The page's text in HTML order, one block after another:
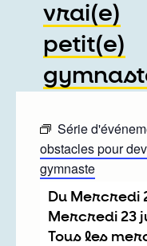
vrai(e)
petit(e)
Série
obstacles pour
gymnaste
Du
mercredi 23
Tous les